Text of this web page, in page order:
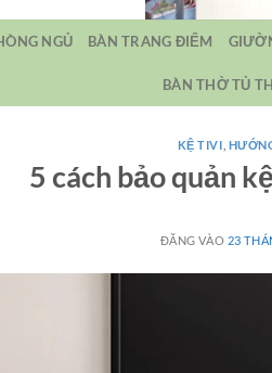
NGỦ BÀN TRANG ĐIỂM
BÀN THỜ TỦ
KỆ TIVI
5 cách bảo quản
ĐĂNG VÀO 23